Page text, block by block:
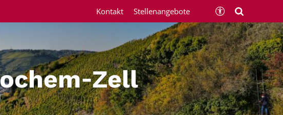
Kontakt Stellenangebote